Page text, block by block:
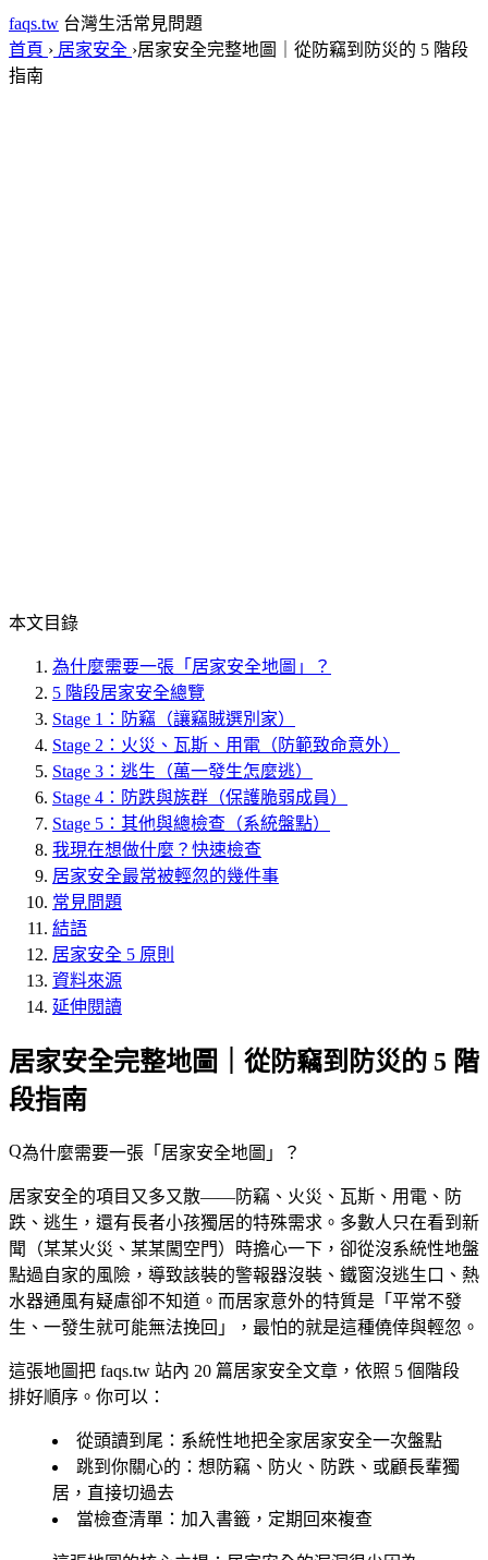
faqs.tw 台灣生活常見問題
首頁 › 居家安全 ›居家安全完整地圖｜從防竊到防災的 5 階段
指南
本文目錄
為什麼需要一張「居家安全地圖」？
5 階段居家安全總覽
Stage 1：防竊（讓竊賊選別家）
Stage 2：火災、瓦斯、用電（防範致命意外）
Stage 3：逃生（萬一發生怎麼逃）
Stage 4：防跌與族群（保護脆弱成員）
Stage 5：其他與總檢查（系統盤點）
我現在想做什麼？快速檢查
居家安全最常被輕忽的幾件事
常見問題
結語
居家安全 5 原則
資料來源
延伸閱讀
居家安全完整地圖｜從防竊到防災的 5 階
段指南
為什麼需要一張「居家安全地圖」？
居家安全的項目又多又散——防竊、火災、瓦斯、用電、防
跌、逃生，還有長者小孩獨居的特殊需求。多數人只在看到新
聞（某某火災、某某闖空門）時擔心一下，卻從沒系統性地盤
點過自家的風險，導致該裝的警報器沒裝、鐵窗沒逃生口、熱
水器通風有疑慮卻不知道。而居家意外的特質是「平常不發
生、一發生就可能無法挽回」，最怕的就是這種僥倖與輕忽。
這張地圖把 faqs.tw 站內 20 篇居家安全文章 ，依照 5 個階段
排好順序。你可以：
從頭讀到尾 ：系統性地把全家居家安全一次盤點
跳到你關心的 ：想防竊、防火、防跌、或顧長輩獨
居，直接切過去
當檢查清單 ：加入書籤，定期回來複查